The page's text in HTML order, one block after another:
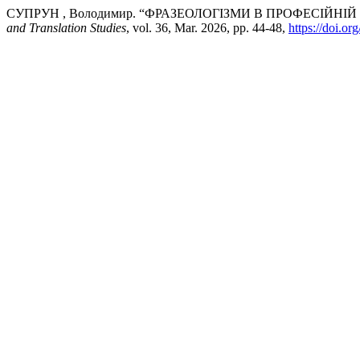
СУПРУН , Володимир. “ФРАЗЕОЛОГІЗМИ В
and Translation Studies, vol. 36, Mar. 2026, pp. 44-48, https://